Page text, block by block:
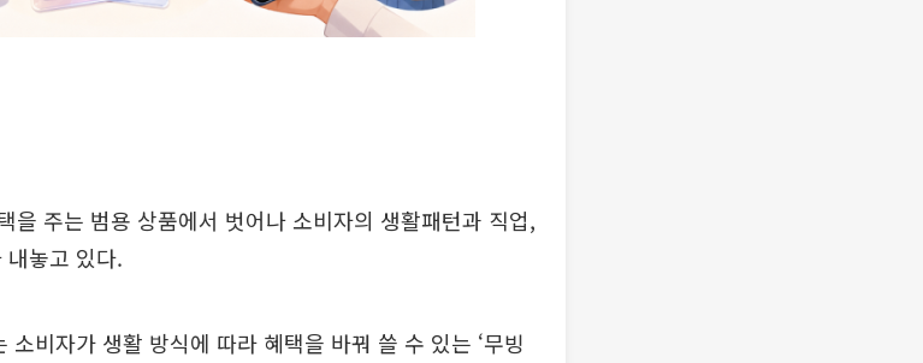
을 주는 범용 상품에서 벗어나 소비자의 생활패턴과 직업,
내놓고 있다.
비자가 생활 방식에 따라 혜택을 바꿔 쓸 수 있는 ‘무빙